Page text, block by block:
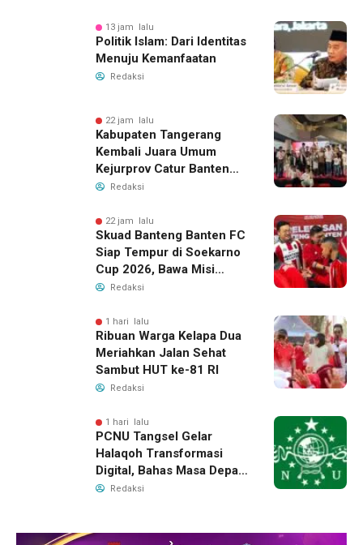
13 jam lalu
Politik Islam: Dari Identitas
Menuju Kemanfaatan
Redaksi
22 jam lalu
Kabupaten Tangerang
Kembali Juara Umum
Kejurprov Catur Banten
2026, Raih 24 Medali
Redaksi
22 jam lalu
Skuad Banteng Banten FC
Siap Tempur di Soekarno
Cup 2026, Bawa Misi
Harumkan Nama Banten
Redaksi
1 hari lalu
Ribuan Warga Kelapa Dua
Meriahkan Jalan Sehat
Sambut HUT ke-81 RI
Redaksi
1 hari lalu
PCNU Tangsel Gelar
Halaqoh Transformasi
Digital, Bahas Masa Depan
NU di Era Disrupsi
Redaksi